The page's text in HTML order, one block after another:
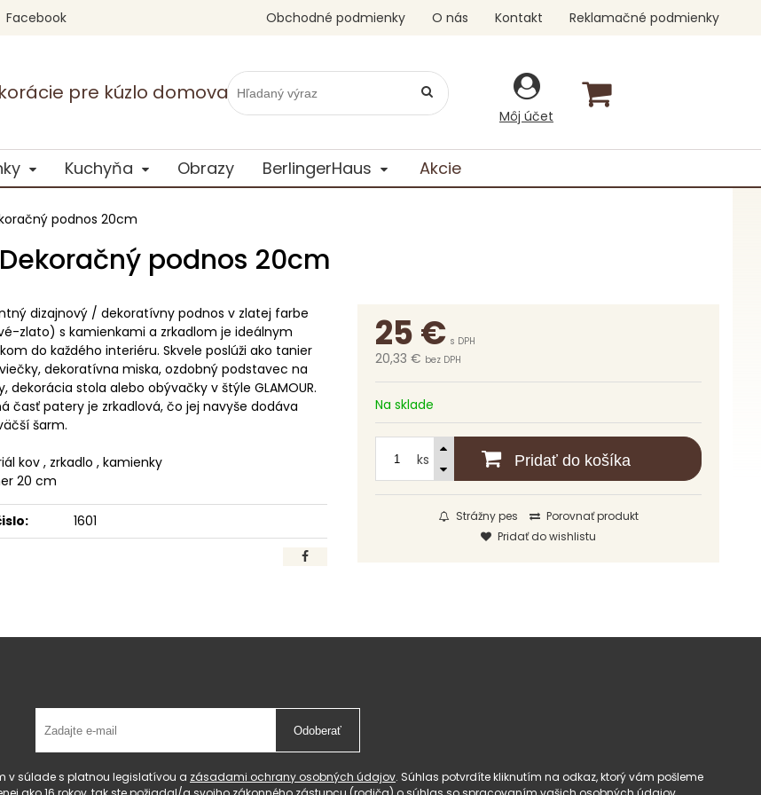
pre kúzlo domova
Facebook
Môj účet
Obchodné podmienky O nás Kontakt Reklamačné podmienky
Kuchyňa Obrazy BerlingerHaus Akcie
podnos 20cm
Dekoračný podnos 20cm
25€ s DPH
20,33 € bez DPH
Na sklade
ks Pridať do košíka
Strážny pes
Porovnať produkt
Pridať do wishlistu
dizajnový / dekoratívny podnos v zlatej farbe
zlato) s kamienkami a zrkadlom je ideálnym
do každého interiéru. Skvele poslúži ako tanier
dekoratívna miska, ozdobný podstavec na
dekorácia stola alebo obývačky v štýle GLAMOUR.
časť patery je zrkadlová, čo jej navyše dodáva
šarm.
kov , zrkadlo , kamienky
20 cm
1601
Odoberať
v súlade s platnou legislatívou a zásadami ochrany osobných údajov. Súhlas potvrdíte kliknutím na odkaz, ktorý vám pošleme